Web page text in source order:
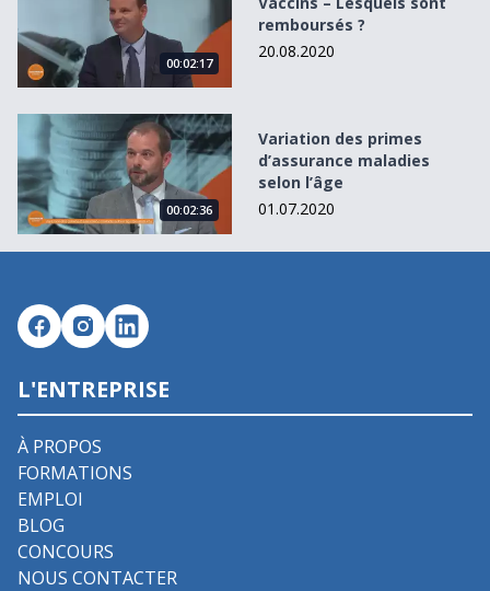
00:02:17
remboursés ?
20.08.2020
Variation des primes d’assurance maladies selon l’âge
00:02:36
Variation des primes
d’assurance maladies
selon l’âge
01.07.2020
L'ENTREPRISE
À PROPOS
FORMATIONS
EMPLOI
BLOG
CONCOURS
NOUS CONTACTER